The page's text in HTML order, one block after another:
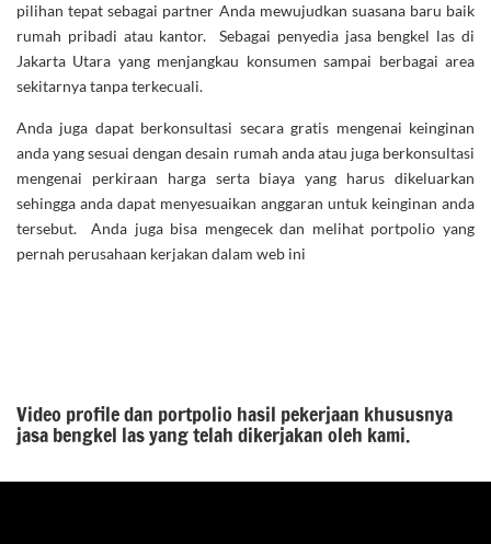
pilihan tepat sebagai partner Anda mewujudkan suasana baru baik
rumah pribadi atau kantor. Sebagai penyedia jasa bengkel las di
Jakarta Utara yang menjangkau konsumen sampai berbagai area
sekitarnya tanpa terkecuali.
Anda juga dapat berkonsultasi secara gratis mengenai keinginan
anda yang sesuai dengan desain rumah anda atau juga berkonsultasi
mengenai perkiraan harga serta biaya yang harus dikeluarkan
sehingga anda dapat menyesuaikan anggaran untuk keinginan anda
tersebut. Anda juga bisa mengecek dan melihat portpolio yang
pernah perusahaan kerjakan dalam web ini
Video profile dan portpolio hasil pekerjaan khususnya
jasa bengkel las yang telah dikerjakan oleh kami.